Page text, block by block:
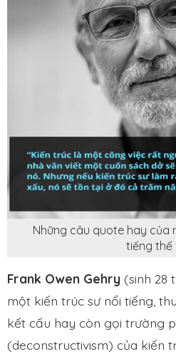
Những câu quote hay của
tiếng thế
Frank Owen Gehry (sinh 28
một kiến trúc sư nổi tiếng,
kết cấu hay còn gọi trường
(deconstructivism) của kiến